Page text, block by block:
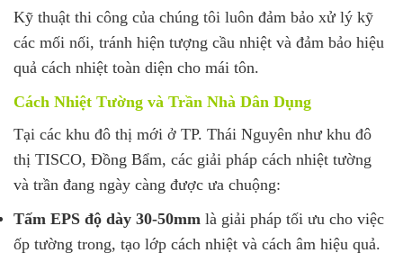
Kỹ thuật thi công của chúng tôi luôn đảm bảo xử lý kỹ
các mối nối, tránh hiện tượng cầu nhiệt và đảm bảo hiệu
quả cách nhiệt toàn diện cho mái tôn.
Cách Nhiệt Tường và Trần Nhà Dân Dụng
Tại các khu đô thị mới ở TP. Thái Nguyên như khu đô
thị TISCO, Đồng Bẩm, các giải pháp cách nhiệt tường
và trần đang ngày càng được ưa chuộng:
Tấm EPS độ dày 30-50mm là giải pháp tối ưu cho việc
ốp tường trong, tạo lớp cách nhiệt và cách âm hiệu quả.